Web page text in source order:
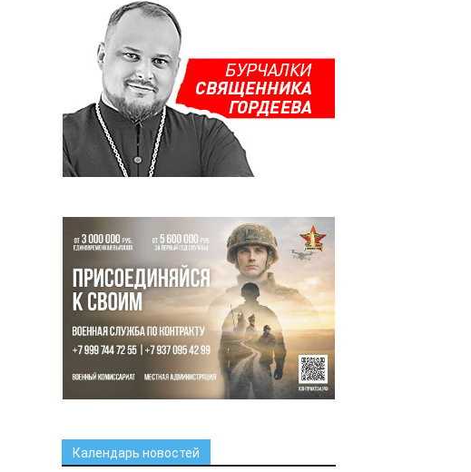
Календарь новостей